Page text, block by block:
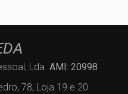
Lda. AMI: 20998
78, Loja 19 e 20